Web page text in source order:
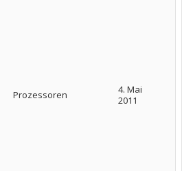
Prozessoren
4. Mai
2011